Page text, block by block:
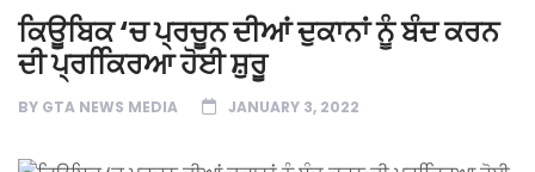
ਕਿਊਬਿਕ ‘ਚ ਪ੍ਰਚੂਨ ਦੀਆਂ ਦੁਕਾਨਾਂ ਨੂੰ ਬੰਦ ਕਰਨ
ਦੀ ਪ੍ਰਕਿਿਰਆ ਹੋਈ ਸ਼ੁਰੂ
BY GTA NEWS MEDIA JANUARY 3, 2022